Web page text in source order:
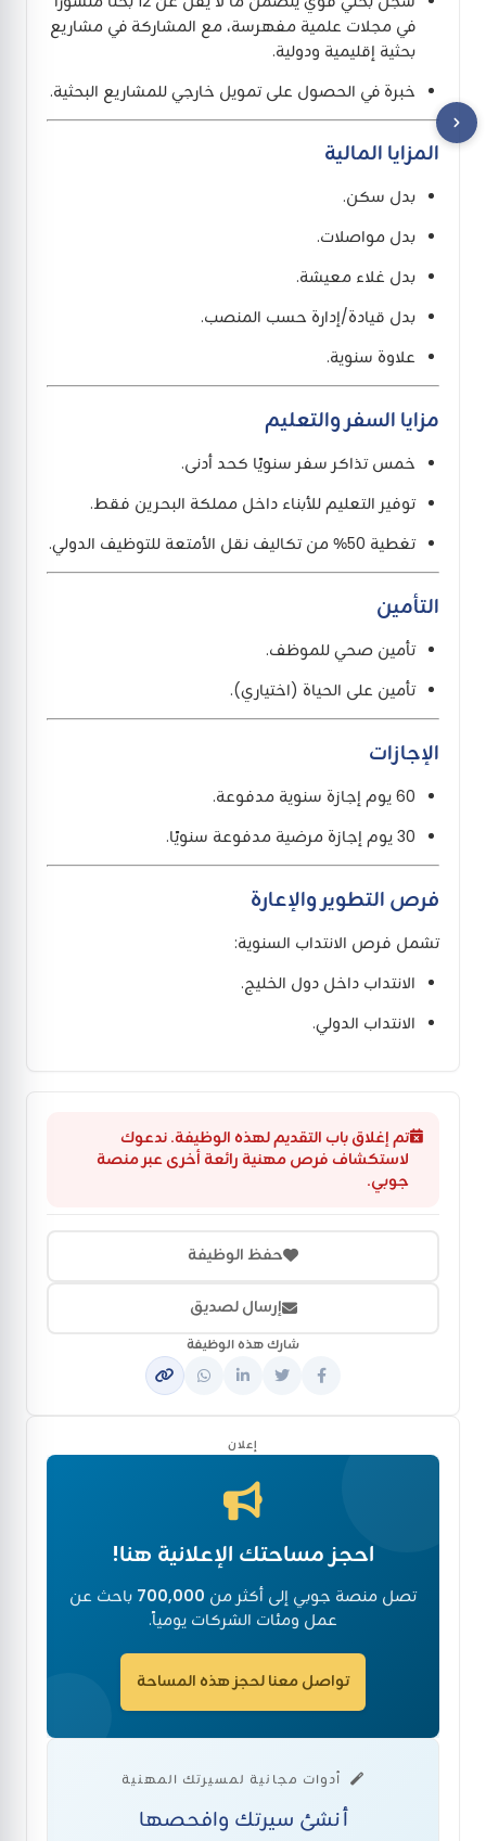
تم إغلاق باب التقديم لهذه الوظيفة. ندعوك
لاستكشاف فرص مهنية رائعة أخرى عبر منصة
جوبي.
حفظ الوظيفة
إرسال لصديق
شارك هذه الوظيفة
إعلان
احجز مساحتك الإعلانية هنا!
تصل منصة جوبي إلى أكثر من 700,000 باحث عن
عمل ومئات الشركات يومياً.
تواصل معنا لحجز هذه المساحة
أدوات مجانية لمسيرتك المهنية
أنشئ سيرتك وافحصها
في مجلات علمية مفهرسة، مع المشاركة في مشاريع
بحثية إقليمية ودولية.
خبرة في الحصول على تمويل خارجي للمشاريع البحثية.
المزايا المالية
بدل سكن.
بدل مواصلات.
بدل غلاء معيشة.
بدل قيادة/إدارة حسب المنصب.
علاوة سنوية.
مزايا السفر والتعليم
خمس تذاكر سفر سنويًا كحد أدنى.
توفير التعليم للأبناء داخل مملكة البحرين فقط.
تغطية 50٪ من تكاليف نقل الأمتعة للتوظيف الدولي.
التأمين
تأمين صحي للموظف.
تأمين على الحياة (اختياري).
الإجازات
60 يوم إجازة سنوية مدفوعة.
30 يوم إجازة مرضية مدفوعة سنويًا.
فرص التطوير والإعارة
تشمل فرص الانتداب السنوية:
الانتداب داخل دول الخليج.
الانتداب الدولي.